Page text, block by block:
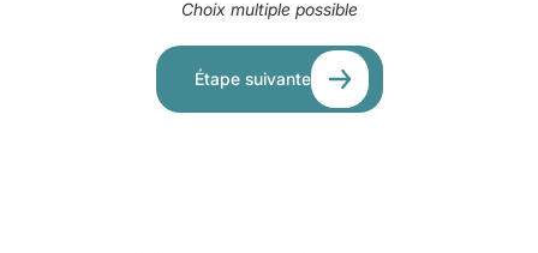
Choix multiple possible
Étape suivante